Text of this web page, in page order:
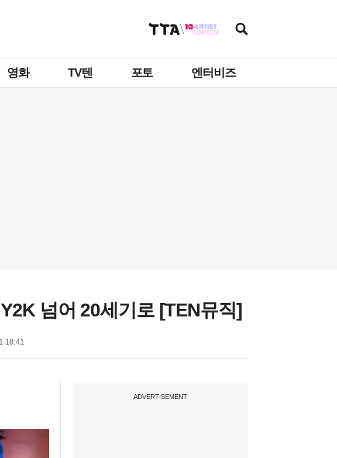
영화 TV텐 포토 엔터비즈
한 스푼…Y2K 넘어 20세기로 [TEN뮤직]
18:41
ADVERTISEMENT